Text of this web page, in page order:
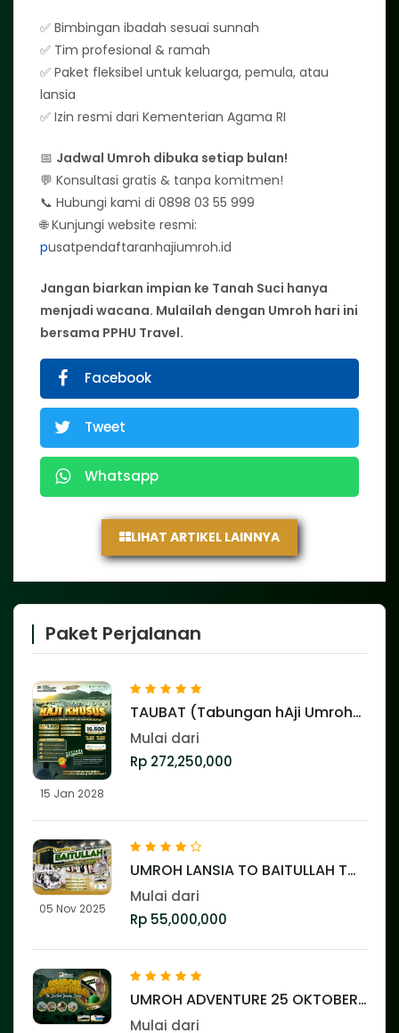
✅ Bimbingan ibadah sesuai sunnah
✅ Tim profesional & ramah
✅ Paket fleksibel untuk keluarga, pemula, atau
lansia
✅ Izin resmi dari Kementerian Agama RI
📅 Jadwal Umroh dibuka setiap bulan!
💬 Konsultasi gratis & tanpa komitmen!
📞 Hubungi kami di 0898 03 55 999
🌐 Kunjungi website resmi:
pusatpendaftaranhajiumroh.id
Jangan biarkan impian ke Tanah Suci hanya
menjadi wacana. Mulailah dengan Umroh hari ini
bersama PPHU Travel.
Facebook
Tweet
Whatsapp
LIHAT ARTIKEL LAINNYA
Paket Perjalanan
15 Jan 2028
TAUBAT (Tabungan hAji Umroh
bersahaBAT) ⭐️⭐️⭐️⭐️⭐️
Mulai dari
Rp 272,250,000
05 Nov 2025
UMROH LANSIA TO BAITULLAH TGL
Mulai dari
Rp 55,000,000
UMROH ADVENTURE 25 OKTOBER
2025 ⭐️⭐️⭐️⭐️⭐️
Mulai dari